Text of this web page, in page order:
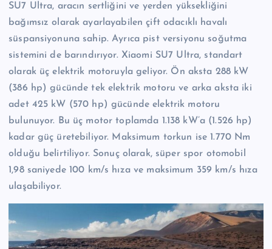
SU7 Ultra, aracın sertliğini ve yerden yüksekliğini
bağımsız olarak ayarlayabilen çift odacıklı havalı
süspansiyonuna sahip. Ayrıca pist versiyonu soğutma
sistemini de barındırıyor. Xiaomi SU7 Ultra, standart
olarak üç elektrik motoruyla geliyor. Ön aksta 288 kW
(386 hp) gücünde tek elektrik motoru ve arka aksta iki
adet 425 kW (570 hp) gücünde elektrik motoru
bulunuyor. Bu üç motor toplamda 1.138 kW’a (1.526 hp)
kadar güç üretebiliyor. Maksimum torkun ise 1.770 Nm
olduğu belirtiliyor. Sonuç olarak, süper spor otomobil
1,98 saniyede 100 km/s hıza ve maksimum 359 km/s hıza
ulaşabiliyor.